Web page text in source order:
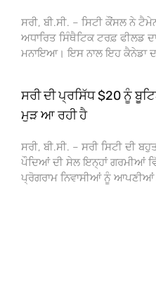
ਸਰੀ, ਬੀ.ਸੀ. – ਸਿਟੀ ਕੌਂਸਲ ਨੇ
ਅਧਾਰਿਤ ਸਿੰਥੈਟਿਕ ਟਰਫ਼ ਫੀਲਡ
ਮਨਾਇਆ। ਇਸ ਨਾਲ ਇਹ ਕੈਨੇਡਾ
ਸਰੀ ਦੀ ਪ੍ਰਸਿੱਧ $20 ਨੂੰ
ਮੁੜ ਆ ਰਹੀ ਹੈ
ਸਰੀ, ਬੀ.ਸੀ. – ਸਰੀ ਸਿਟੀ ਦੀ
ਪੌਦਿਆਂ ਦੀ ਸੇਲ ਇਨ੍ਹਾਂ ਗਰਮੀਆਂ
ਪ੍ਰੋਗਰਾਮ ਨਿਵਾਸੀਆਂ ਨੂੰ ਆਪਣੀਆਂ